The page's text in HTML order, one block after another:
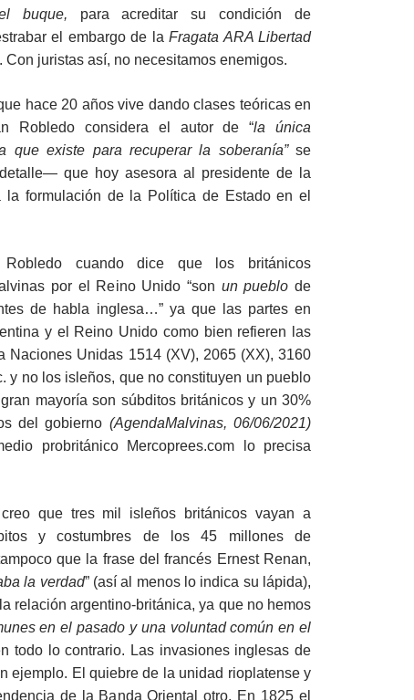
buque, para acreditar su condición de
el embargo de laFragata ARA Libertad
Con juristas así, no necesitamos enemigos.
hace 20 años vive dando clases teóricas en
Robledo considera el autor de “la única
que existe para recuperar la soberanía”se
que hoy asesora al presidente de la
la formulación de la Política de Estado en el
cuando dice que los británicos
por el Reino Unido “son un pueblo de
de habla inglesa…” ya que las partes en
y el Reino Unido como bien refieren las
Naciones Unidas 1514 (XV), 2065 (XX), 3160
y no los isleños, que no constituyen un pueblo
mayoría son súbditos británicos y un 30%
del gobierno (AgendaMalvinas, 06/06/2021)
probritánico Mercoprees.com lo precisa
que tres mil isleños británicos vayan a
y costumbres de los 45 millones de
que la frase del francés Ernest Renan,
la verdad” (así al menos lo indica su lápida),
relación argentino-británica, ya que no hemos
en el pasado y una voluntad común en el
todo lo contrario. Las invasiones inglesas de
ejemplo. El quiebre de la unidad rioplatense y
de la Banda Oriental otro. En 1825 el